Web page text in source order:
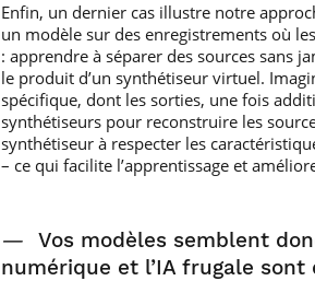
Enfin, un dernier cas illustre notre
un modèle sur des enregistrements où
: apprendre à séparer des sources sans
le produit d’un synthétiseur virtuel.
spécifique, dont les sorties, une fois
synthétiseurs pour reconstruire les
synthétiseur à respecter les
– ce qui facilite l’apprentissage et
—
Vos modèles semblent
numérique et l’IA frugale